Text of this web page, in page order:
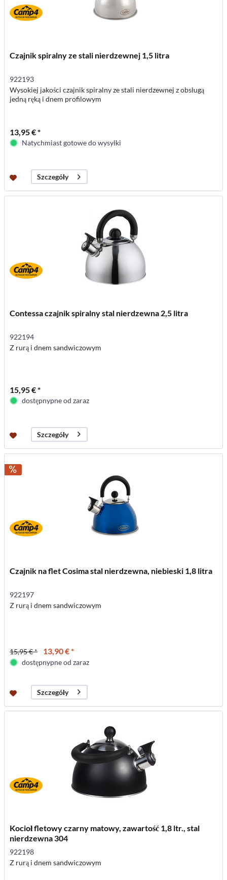
Czajnik spiralny ze stali nierdzewnej 1,5 litra
922193
Wysokiej jakości czajnik spiralny ze stali nierdzewnej z obsługą
jedną ręką i dnem profilowym
13,95 € *
Natychmiast gotowe do wysyłki
Szczegóły
Contessa czajnik spiralny stal nierdzewna 2,5 litra
922194
Z rurą i dnem sandwiczowym
15,95 € *
dostępnypne od zaraz
Szczegóły
Czajnik na flet Cosima stal nierdzewna, niebieski 1,8 litra
922197
Z rurą i dnem sandwiczowym
15,95 € * 13,90 € *
dostępnypne od zaraz
Szczegóły
Kocioł fletowy czarny matowy, zawartość 1,8 ltr., stal
nierdzewna 304
922198
Z rurą i dnem sandwiczowym